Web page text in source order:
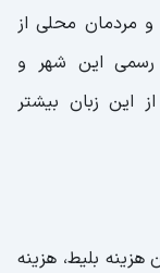
مردمان محلی از
رسمی این شهر و
این زبان بیشتر
بلیط، هزینه